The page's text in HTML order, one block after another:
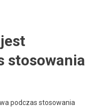
jest
stosowania
podczas stosowania